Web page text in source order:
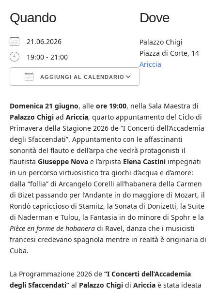
Quando
21.06.2026
19:00 - 21:00
AGGIUNGI AL CALENDARIO
Dove
Palazzo Chigi
Piazza di Corte, 14
Ariccia
Domenica 21 giugno, alle ore 19:00, nella Sala Maestra di
Palazzo Chigi ad Ariccia, quarto appuntamento del Ciclo di
Primavera della Stagione 2026 de “I Concerti dell’Accademia
degli Sfaccendati”. Appuntamento con le affascinanti
sonorità del flauto e dell’arpa che vedrà protagonisti il
flautista Giuseppe Nova e l’arpista Elena Castini impegnati
in un percorso virtuosistico tra giochi d’acqua e d’amore:
dalla “follia” di Arcangelo Corelli all’habanera della Carmen
di Bizet passando per l’Andante in do maggiore di Mozart, il
Rondò capriccioso di Stamitz, la Sonata di Donizetti, la Suite
di Naderman e Tulou, la Fantasia in do minore di Spohr e la
Pièce en forme de habanera di Ravel, danza che i musicisti
francesi credevano spagnola mentre in realtà è originaria di
Cuba.
La Programmazione 2026 de “I Concerti dell’Accademia
degli Sfaccendati” al Palazzo Chigi di Ariccia è stata ideata